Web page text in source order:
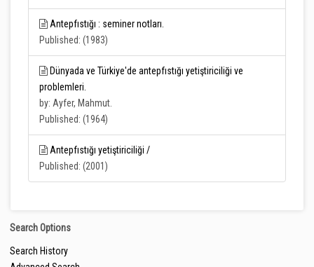
Antepfıstığı : seminer notları.
Published: (1983)
Dünyada ve Türkiye'de antepfıstığı yetiştiriciliği ve
problemleri.
by: Ayfer, Mahmut.
Published: (1964)
Antepfıstığı yetiştiriciliği /
Published: (2001)
Search Options
Search History